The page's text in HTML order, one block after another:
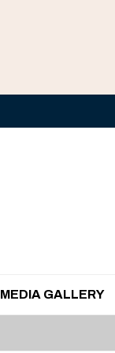
MEDIA GALLERY